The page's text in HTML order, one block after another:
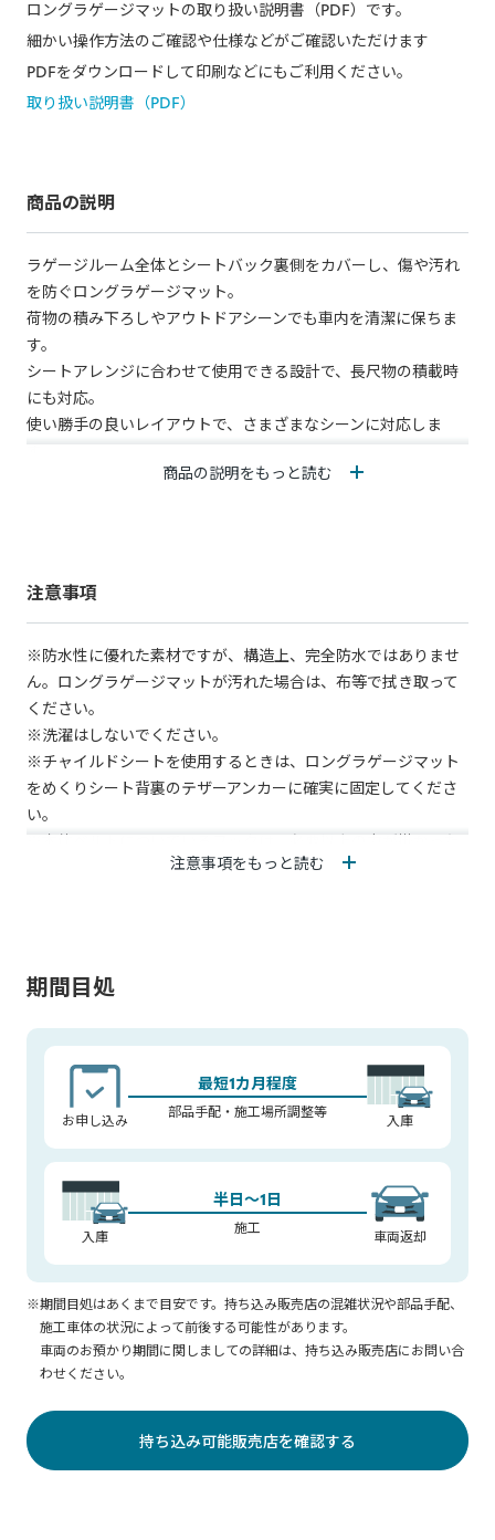
ロングラゲージマットの取り扱い説明書（PDF）です。
細かい操作方法のご確認や仕様などがご確認いただけます
PDFをダウンロードして印刷などにもご利用ください。
取り扱い説明書（PDF）
商品の説明
ラゲージルーム全体とシートバック裏側をカバーし、傷や汚れ
を防ぐロングラゲージマット。
荷物の積み下ろしやアウトドアシーンでも車内を清潔に保ちま
す。
シートアレンジに合わせて使用できる設計で、長尺物の積載時
にも対応。
使い勝手の良いレイアウトで、さまざまなシーンに対応しま
素材には滑り止め加工と撥水加工を施しており、荷物のズレを
材質：樹脂（ポリ塩化ビニル）、ポリウレタン、ポリエステル
商品の説明をもっと読む
注意事項
※防水性に優れた素材ですが、構造上、完全防水ではありませ
ん。ロングラゲージマットが汚れた場合は、布等で拭き取って
ください。
※洗濯はしないでください。
※チャイルドシートを使用するときは、ロングラゲージマット
をめくりシート背裏のテザーアンカーに確実に固定してくださ
い。
※本体ベルトについているフックは、必要以上の力が掛かった
時に外れるようになっています。（例：シートを無理に倒した
※ロングラゲージマットを取り付けの際にリヤシートバック本
体を引き起こした時に、必ずシートがロックされていることを
確認してください。
※リヤシートバックを片側のみ倒して使用する場合はロングラ
ゲージマットのファスナーが最後まで開いているか確認してく
ださい。途中で止めておくとファスナー破損の原因となりま
※取り付け完了後はロングラゲージマット及び付属品が可動部
分(シートスライド、リクライニング機構等)に掛かっていないこ
とを確認してください。
また、シートを可動させ車両機能に異常がないことを確認し
てください。
注意事項をもっと読む
期間目処
お申し込み
最短1カ月程度
部品手配・施工場所調整等 入庫
入庫
半日～1日
施工 車両返却
※期間目処はあくまで目安です。持ち込み販売店の混雑状況や部品手配、
施工車体の状況によって前後する可能性があります。
車両のお預かり期間に関しましての詳細は、持ち込み販売店にお問い合
わせください。
持ち込み可能販売店を確認する